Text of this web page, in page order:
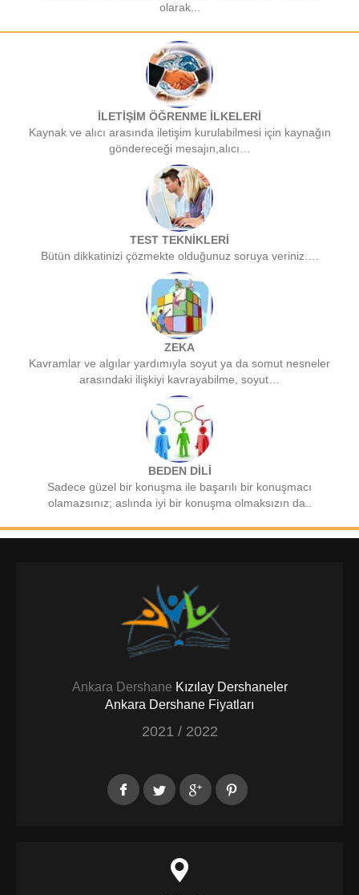
olarak...
İLETİŞİM ÖĞRENME İLKELERİ
Kaynak ve alıcı arasında iletişim kurulabilmesi için kaynağın
göndereceği mesajın,alıcı…
TEST TEKNİKLERİ
Bütün dikkatinizi çözmekte olduğunuz soruya veriniz….
ZEKA
Kavramlar ve algılar yardımıyla soyut ya da somut nesneler
arasındaki ilişkiyi kavrayabilme, soyut…
BEDEN DİLİ
Sadece güzel bir konuşma ile başarılı bir konuşmacı
olamazsınız; aslında iyi bir konuşma olmaksızın da..
Ankara Dershane Kızılay Dershaneler
Ankara Dershane Fiyatları
2021 / 2022